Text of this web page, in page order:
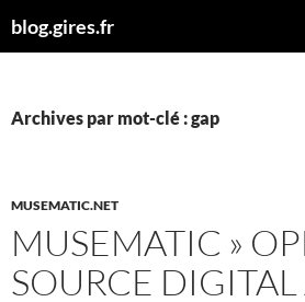
aublog.gires.fr
Archives par mot-clé : gap
MUSEMATIC.NET
MUSEMATIC »
SOURCE DIGITAL